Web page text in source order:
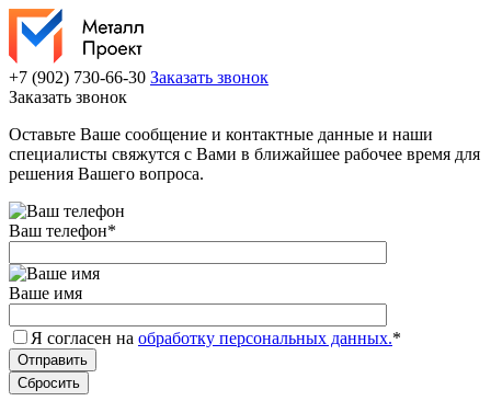
+7 (902) 730-66-30 Заказать звонок
Заказать звонок
Оставьте Ваше сообщение и контактные данные и наши
специалисты свяжутся с Вами в ближайшее рабочее время для
решения Вашего вопроса.
Ваш телефон*
Ваше имя
Я согласен на обработку персональных данных.*